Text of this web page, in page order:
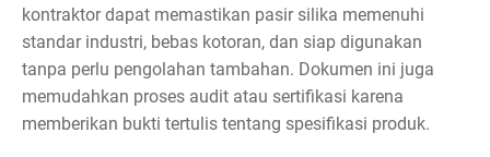
kontraktor dapat memastikan pasir silika memenuhi
standar industri, bebas kotoran, dan siap digunakan
tanpa perlu pengolahan tambahan. Dokumen ini juga
memudahkan proses audit atau sertifikasi karena
memberikan bukti tertulis tentang spesifikasi produk.